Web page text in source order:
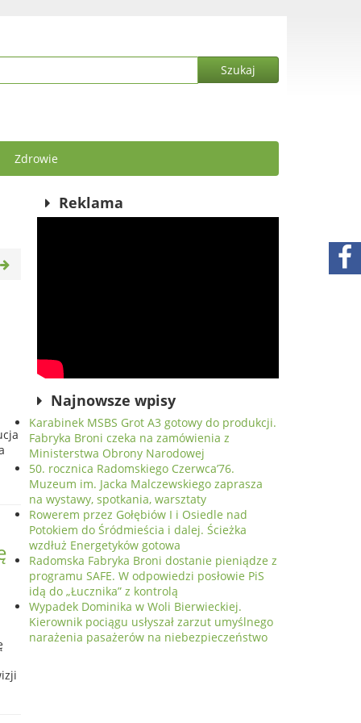
Zdrowie
Reklama
Najnowsze wpisy
Karabinek MSBS Grot A3 gotowy do produkcji.
Fabryka Broni czeka na zamówienia z
Ministerstwa Obrony Narodowej
50. rocznica Radomskiego Czerwca’76.
Muzeum im. Jacka Malczewskiego zaprasza
na wystawy, spotkania, warsztaty
Rowerem przez Gołębiów I i Osiedle nad
Potokiem do Śródmieścia i dalej. Ścieżka
wzdłuż Energetyków gotowa
Radomska Fabryka Broni dostanie pieniądze z
programu SAFE. W odpowiedzi posłowie PiS
idą do „Łucznika” z kontrolą
Wypadek Dominika w Woli Bierwieckiej.
Kierownik pociągu usłyszał zarzut umyślnego
narażenia pasażerów na niebezpieczeństwo